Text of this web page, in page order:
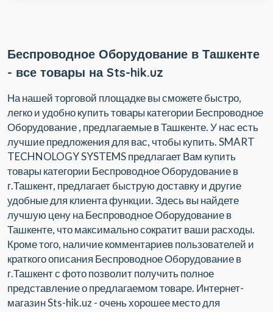
Беспроводное Оборудование в Ташкенте
- все товары на Sts-hik.uz
На нашей торговой площадке вы сможете быстро,
легко и удобно купить товары категории Беспроводное
Оборудование , предлагаемые в Ташкенте. У нас есть
лучшие предложения для вас, чтобы купить. SMART
TECHNOLOGY SYSTEMS предлагает Вам купить
товары категории Беспроводное Оборудование в
г.Ташкент, предлагает быструю доставку и другие
удобные для клиента функции. Здесь вы найдете
лучшую цену на Беспроводное Оборудование в
Ташкенте, что максимально сократит ваши расходы.
Кроме того, наличие комментариев пользователей и
краткого описания Беспроводное Оборудование в
г.Ташкент с фото позволит получить полное
представление о предлагаемом товаре. Интернет-
магазин Sts-hik.uz - очень хорошее место для